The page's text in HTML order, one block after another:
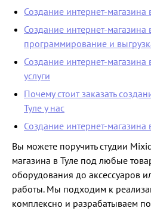
Создание интернет-магазина
Создание интернет-магазина
программирование и
Создание интернет-
услуги
Почему стоит заказать
Туле у нас
Создание интернет-
Вы можете поручить студии
магазина в Туле под любые
оборудования до аксессуаров
работы. Мы подходим к
комплексно и разрабатываем